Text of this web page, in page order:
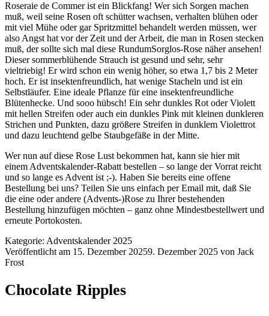
Roseraie de Commer ist ein Blickfang! Wer sich Sorgen machen
muß, weil seine Rosen oft schütter wachsen, verhalten blühen oder
mit viel Mühe oder gar Spritzmittel behandelt werden müssen, wer
also Angst hat vor der Zeit und der Arbeit, die man in Rosen stecken
muß, der sollte sich mal diese RundumSorglos-Rose näher ansehen!
Dieser sommerblühende Strauch ist gesund und sehr, sehr
vieltriebig! Er wird schon ein wenig höher, so etwa 1,7 bis 2 Meter
hoch. Er ist insektenfreundlich, hat wenige Stacheln und ist ein
Selbstläufer. Eine ideale Pflanze für eine insektenfreundliche
Blütenhecke. Und sooo hübsch! Ein sehr dunkles Rot oder Violett
mit hellen Streifen oder auch ein dunkles Pink mit kleinen dunkleren
Strichen und Punkten, dazu größere Streifen in dunklem Violettrot
und dazu leuchtend gelbe Staubgefäße in der Mitte.
Wer nun auf diese Rose Lust bekommen hat, kann sie hiermit
einem Adventskalender-Rabatt bestellen – so lange der Vorrat reicht
und so lange es Advent ist ;-). Haben Sie bereits eine offene
Bestellung bei uns? Teilen Sie uns einfach per Email mit, daß Sie
die eine oder andere (Advents-)Rose zu Ihrer bestehenden
Bestellung hinzufügen möchten – ganz ohne Mindestbestellwert und
erneute Portokosten.
Kategorie: Adventskalender 2025
Veröffentlicht am 15. Dezember 20259. Dezember 2025 von Jack
Frost
Chocolate Ripples